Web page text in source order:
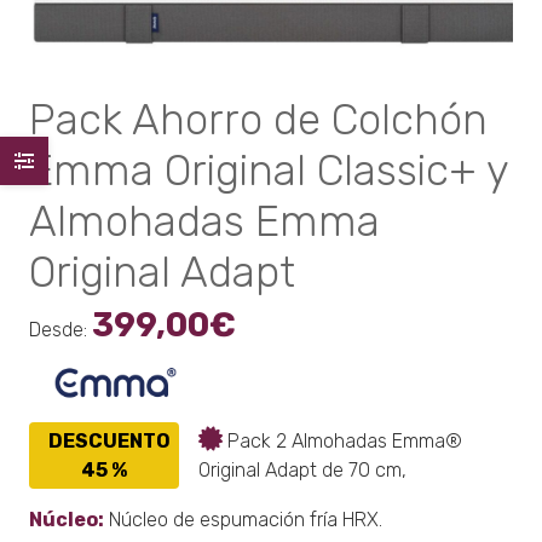
Pack Ahorro de Colchón
Emma Original Classic+ y
Almohadas Emma
Original Adapt
Desde: 399,00€
DESCUENTO
45 %
Pack 2 Almohadas Emma®
Original Adapt de 70 cm,
Núcleo: Núcleo de espumación fría HRX.